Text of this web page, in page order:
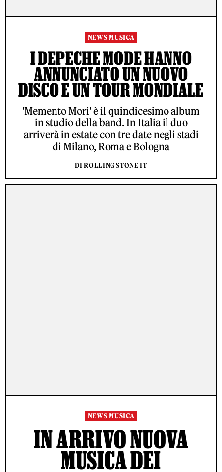
NEWS MUSICA
I DEPECHE MODE HANNO
ANNUNCIATO UN NUOVO
DISCO E UN TOUR MONDIALE
'Memento Mori' è il quindicesimo album
in studio della band. In Italia il duo
arriverà in estate con tre date negli stadi
di Milano, Roma e Bologna
DI ROLLING STONE IT
NEWS MUSICA
IN ARRIVO NUOVA
MUSICA DEI